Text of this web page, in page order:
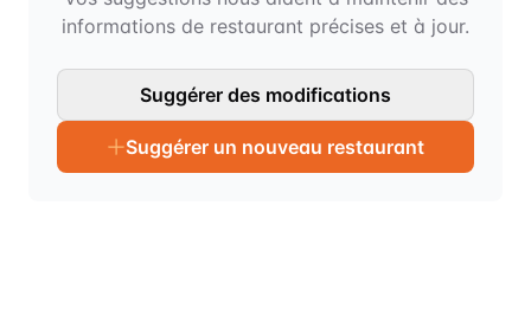
informations de restaurant précises et à jour.
Suggérer des modifications
Suggérer un nouveau restaurant